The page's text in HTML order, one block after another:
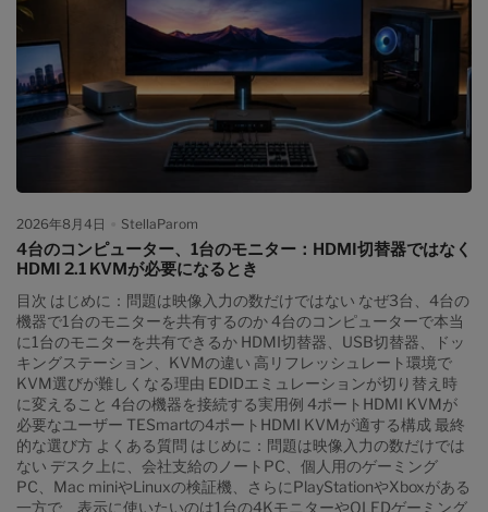
系統のHDMI入力を4系統のHDMI出力へ柔軟にルーティングする
機器です。「4入力を4画面へつなぐ」だけではなく、各出力がど
の入力を表示するかを個別に選べることが中心的な機能です。 た
とえば、次のような接続を考えます。...
2026年8月4日 StellaParom
4台のコンピューター、1台のモニター：HDMI切替器ではなく
HDMI 2.1 KVMが必要になるとき
目次 はじめに：問題は映像入力の数だけではない なぜ3台、4台の
機器で1台のモニターを共有するのか 4台のコンピューターで本当
に1台のモニターを共有できるか HDMI切替器、USB切替器、ドッ
キングステーション、KVMの違い 高リフレッシュレート環境で
KVM選びが難しくなる理由 EDIDエミュレーションが切り替え時
に変えること 4台の機器を接続する実用例 4ポートHDMI KVMが
必要なユーザー TESmartの4ポートHDMI KVMが適する構成 最終
的な選び方 よくある質問 はじめに：問題は映像入力の数だけでは
ない デスク上に、会社支給のノートPC、個人用のゲーミング
PC、Mac miniやLinuxの検証機、さらにPlayStationやXboxがある
一方で、表示に使いたいのは1台の4KモニターやOLEDゲーミング